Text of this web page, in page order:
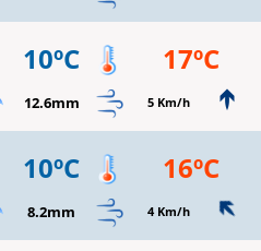
10ºC 17ºC
12.6mm 5 Km/h
10ºC 16ºC
8.2mm 4 Km/h